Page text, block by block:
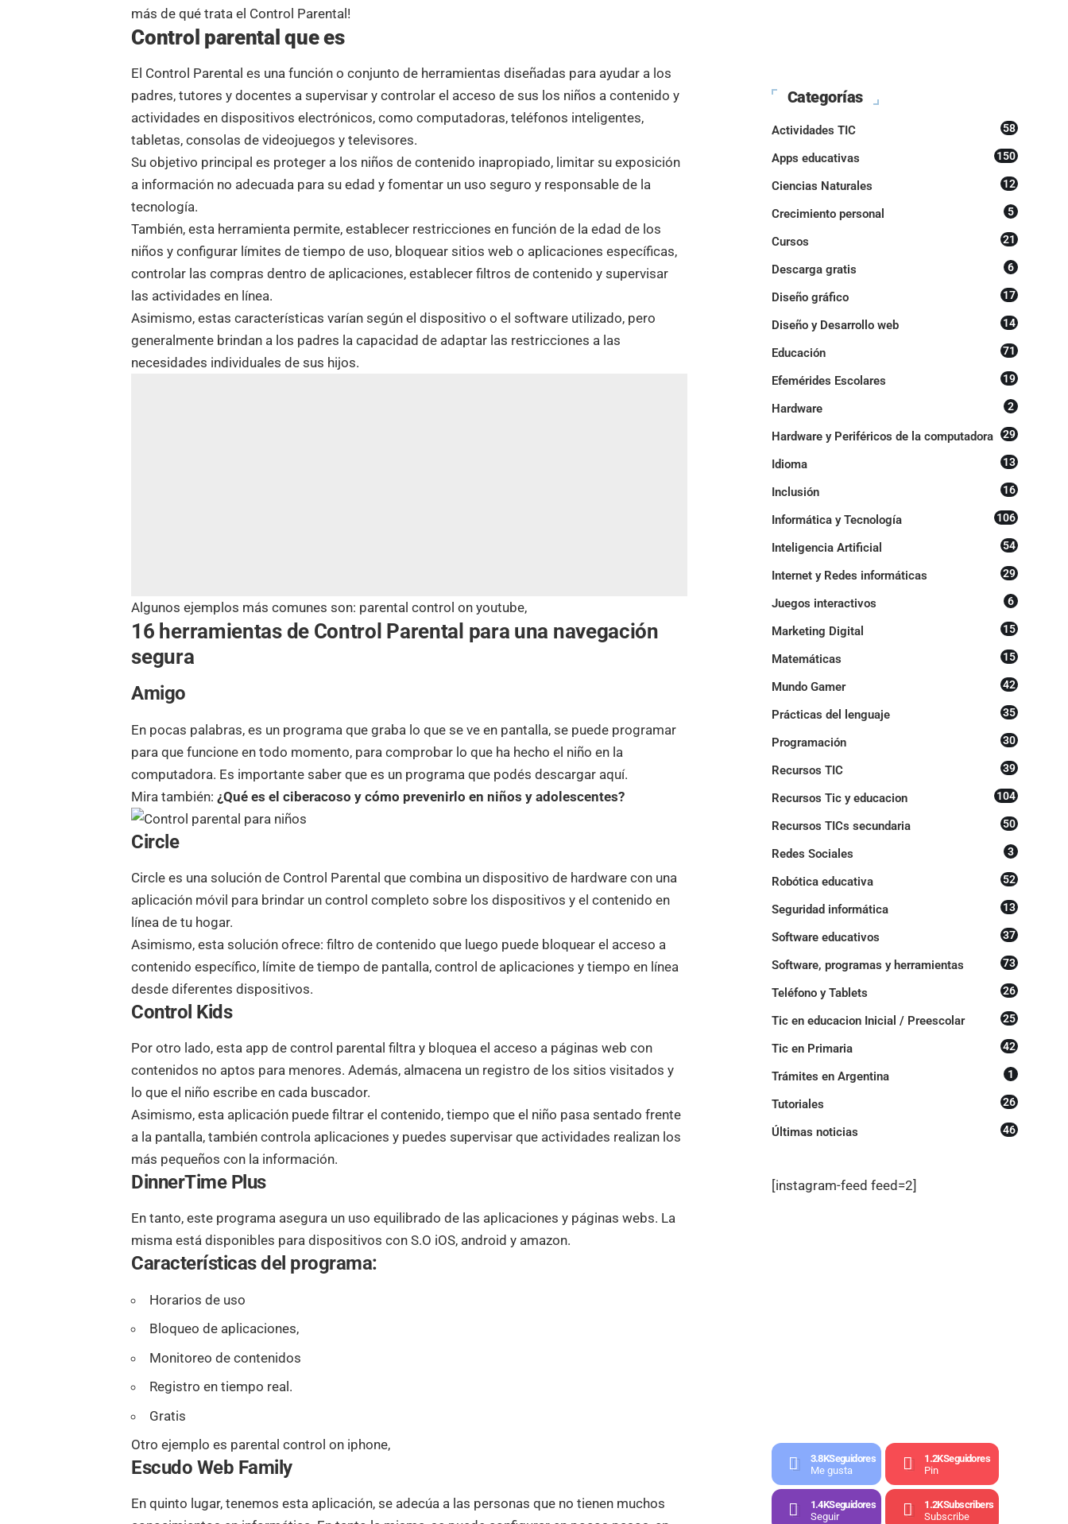
más de qué trata el Control Parental!
Control parental que es
El Control Parental es una función o conjunto de herramientas diseñadas para ayudar a los
padres, tutores y docentes a supervisar y controlar el acceso de sus los niños a contenido y
actividades en dispositivos electrónicos, como computadoras, teléfonos inteligentes,
tabletas, consolas de videojuegos y televisores.
Su objetivo principal es proteger a los niños de contenido inapropiado, limitar su exposición
a información no adecuada para su edad y fomentar un uso seguro y responsable de la
tecnología.
También, esta herramienta permite, establecer restricciones en función de la edad de los
niños y configurar límites de tiempo de uso, bloquear sitios web o aplicaciones específicas,
controlar las compras dentro de aplicaciones, establecer filtros de contenido y supervisar
las actividades en línea.
Asimismo, estas características varían según el dispositivo o el software utilizado, pero
generalmente brindan a los padres la capacidad de adaptar las restricciones a las
necesidades individuales de sus hijos.
Algunos ejemplos más comunes son: parental control on youtube,
16 herramientas de Control Parental para una navegación
segura
Amigo
En pocas palabras, es un programa que graba lo que se ve en pantalla, se puede programar
para que funcione en todo momento, para comprobar lo que ha hecho el niño en la
computadora. Es importante saber que es un programa que podés descargar aquí.
Mira también:¿Qué es el ciberacoso y cómo prevenirlo en niños y adolescentes?
Circle
Circle es una solución de Control Parental que combina un dispositivo de hardware con una
aplicación móvil para brindar un control completo sobre los dispositivos y el contenido en
línea de tu hogar.
Asimismo, esta solución ofrece: filtro de contenido que luego puede bloquear el acceso a
contenido específico, límite de tiempo de pantalla, control de aplicaciones y tiempo en línea
desde diferentes dispositivos.
Control Kids
Por otro lado, esta app de control parental filtra y bloquea el acceso a páginas web con
contenidos no aptos para menores. Además, almacena un registro de los sitios visitados y
lo que el niño escribe en cada buscador.
Asimismo, esta aplicación puede filtrar el contenido, tiempo que el niño pasa sentado frente
a la pantalla, también controla aplicaciones y puedes supervisar que actividades realizan los
más pequeños con la información.
DinnerTime Plus
En tanto, este programa asegura un uso equilibrado de las aplicaciones y páginas webs. La
misma está disponibles para dispositivos con S.O iOS, android y amazon.
Características del programa:
Horarios de uso
Bloqueo de aplicaciones,
Monitoreo de contenidos
Registro en tiempo real.
Gratis
Otro ejemplo es parental control on iphone,
Escudo Web Family
En quinto lugar, tenemos esta aplicación, se adecúa a las personas que no tienen muchos
Categorías
Actividades TIC 58
Apps educativas 150
Ciencias Naturales 12
Crecimiento personal 5
Cursos 21
Descarga gratis 6
Diseño gráfico 17
Diseño y Desarrollo web 14
Educación 71
Efemérides Escolares 19
Hardware 2
Hardware y Periféricos de la computadora 29
Idioma 13
Inclusión 16
Informática y Tecnología 106
Inteligencia Artificial 54
Internet y Redes informáticas 29
Juegos interactivos 6
Marketing Digital 15
Matemáticas 15
Mundo Gamer 42
Prácticas del lenguaje 35
Programación 30
Recursos TIC 39
Recursos Tic y educacion 104
Recursos TICs secundaria 50
Redes Sociales 3
Robótica educativa 52
Seguridad informática 13
Software educativos 37
Software, programas y herramientas 73
Teléfono y Tablets 26
Tic en educacion Inicial / Preescolar 25
Tic en Primaria 42
Trámites en Argentina 1
Tutoriales 26
Últimas noticias 46
[instagram-feed feed=2]
3.8KSeguidores
Me gusta
1.2KSeguidores
Pin
1.4KSeguidores
Seguir
1.2KSubscribers
Subscribe